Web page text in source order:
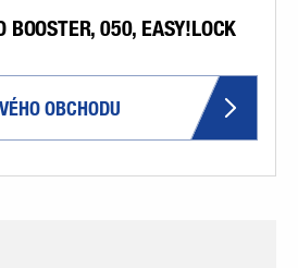
BOOSTER, 050, EASY!LOCK
OBCHODU